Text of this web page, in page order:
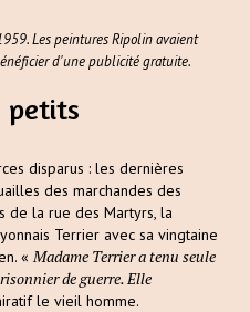
Les peintures Ripolin avaient
d'une publicité gratuite.
petits
disparus : les dernières
des marchandes des
de la rue des Martyrs, la
Terrier avec sa vingtaine
«Madame Terrier a tenu seule
de guerre. Elle
le vieil homme.